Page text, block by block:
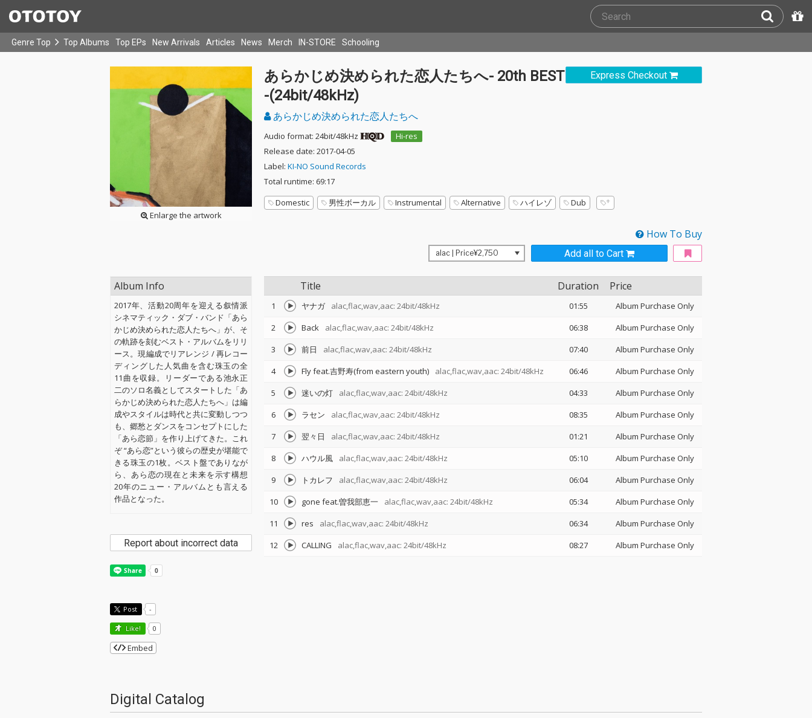
Genre Top Top Albums Top EPs New Arrivals Articles News Merch IN-STORE Schooling
Enlarge the artwork
Express Checkout
あらかじめ決められた恋人たちへ- 20th BEST
-(24bit/48kHz)
あらかじめ決められた恋人たちへ
Audio format: 24bit/48kHz
Hi-res
Release date: 2017-04-05
Label: KI-NO Sound Records
Total runtime: 69:17
Domestic
男性ボーカル Instrumental Alternative ハイレゾ Dub
How To Buy
Add all to Cart
Title Duration Price
1 ヤナガ alac,flac,wav,aac: 24bit/48kHz 01:55
Album Purchase Only
2
Back alac,flac,wav,aac: 24bit/48kHz 06:38
Album Purchase Only
3
前日 alac,flac,wav,aac: 24bit/48kHz 07:40
Album Purchase Only
4
Fly feat.吉野寿(from eastern youth) alac,flac,wav,aac: 24bit/48kHz 06:46
Album Purchase Only
5
迷いの灯 alac,flac,wav,aac: 24bit/48kHz 04:33
Album Purchase Only
6
ラセン alac,flac,wav,aac: 24bit/48kHz 08:35
Album Purchase Only
7
翌々日 alac,flac,wav,aac: 24bit/48kHz 01:21
Album Purchase Only
8
ハウル風 alac,flac,wav,aac: 24bit/48kHz 05:10
Album Purchase Only
9
トカレフ alac,flac,wav,aac: 24bit/48kHz 06:04
Album Purchase Only
10
gone feat.曽我部恵一 alac,flac,wav,aac: 24bit/48kHz 05:34
Album Purchase Only
11
res alac,flac,wav,aac: 24bit/48kHz 06:34
Album Purchase Only
12
CALLING alac,flac,wav,aac: 24bit/48kHz 08:27 Album Purchase Only
Album Info
2017年、活動20周年を迎える叙情派
シネマティック・ダブ・バンド「あら
かじめ決められた恋人たちへ」が、そ
の軌跡を刻むベスト・アルバムをリリ
ース。現編成でリアレンジ / 再レコー
ディングした人気曲を含む珠玉の全
11曲を収録。リーダーである池永正
二のソロ名義としてスタートした「あ
らかじめ決められた恋人たちへ」は編
成やスタイルは時代と共に変動しつつ
も、郷愁とダンスをコンセプトにした
「あら恋節」を作り上げてきた。これ
ぞ “あら恋”という彼らの歴史が堪能で
きる珠玉の1枚。ベスト盤でありなが
ら、あら恋の現在と未来を示す構想
20年のニュー・アルバムとも言える
作品となった。
Report about incorrect data
Post -
Like! 0
Embed
Digital Catalog